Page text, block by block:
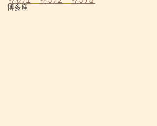
博多座